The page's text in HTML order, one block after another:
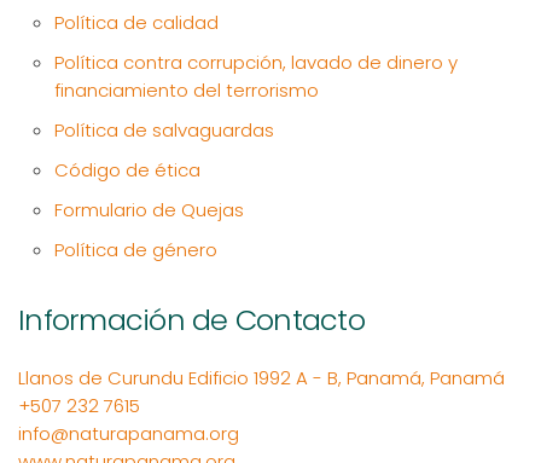
Política de calidad
Política contra corrupción, lavado de dinero y
financiamiento del terrorismo
Política de salvaguardas
Código de ética
Formulario de Quejas
Política de género
Información de Contacto
Llanos de Curundu Edificio 1992 A - B, Panamá, Panamá
+507 232 7615
info@naturapanama.org